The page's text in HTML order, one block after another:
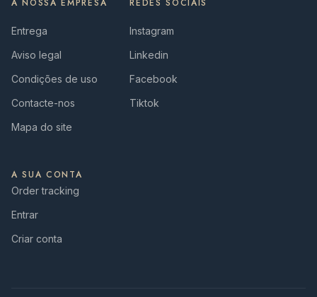
A NOSSA EMPRESA
Entrega
Aviso legal
Condições de uso
Contacte-nos
Mapa do site
REDES SOCIAIS
Instagram
Linkedin
Facebook
Tiktok
A SUA CONTA
Order tracking
Entrar
Criar conta